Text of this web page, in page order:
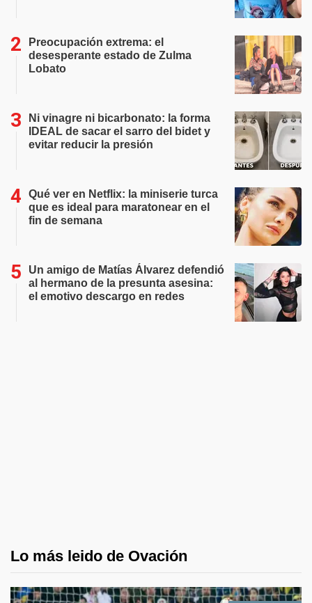
Preocupación extrema: el
desesperante estado de Zulma
Lobato
Ni vinagre ni bicarbonato: la forma
IDEAL de sacar el sarro del bidet y
evitar reducir la presión
Qué ver en Netflix: la miniserie turca
que es ideal para maratonear en el
fin de semana
Un amigo de Matías Álvarez defendió
al hermano de la presunta asesina:
el emotivo descargo en redes
Lo más leido de Ovación